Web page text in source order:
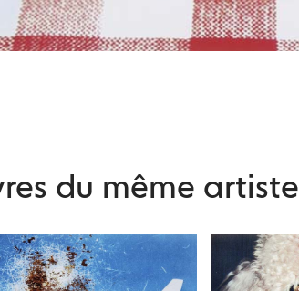
du même artiste